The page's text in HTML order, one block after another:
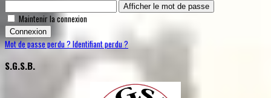
Afficher le mot de passe
Maintenir la connexion
Connexion
Mot de passe perdu ? Identifiant perdu ?
S.G.S.B.